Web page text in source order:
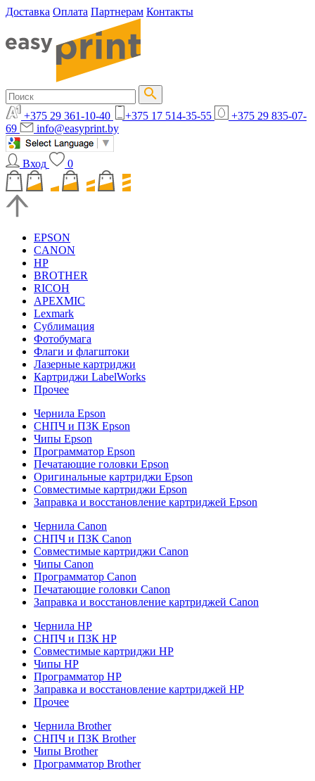
Доставка Оплата Партнерам Контакты
+375 29 361-10-40 +375 17 514-35-55
+375 29 835-07-
69
info@easyprint.by
Вход 0
EPSON
CANON
HP
BROTHER
RICOH
APEXMIC
Lexmark
Сублимация
Фотобумага
Флаги и флагштоки
Лазерные картриджи
Картриджи LabelWorks
Прочее
Чернила Epson
СНПЧ и ПЗК Epson
Чипы Epson
Программатор Epson
Печатающие головки Epson
Оригинальные картриджи Epson
Совместимые картриджи Epson
Заправка и восстановление картриджей Epson
Чернила Canon
СНПЧ и ПЗК Canon
Совместимые картриджи Canon
Чипы Canon
Программатор Canon
Печатающие головки Canon
Заправка и восстановление картриджей Canon
Чернила HP
СНПЧ и ПЗК HP
Совместимые картриджи HP
Чипы HP
Программатор HP
Заправка и восстановление картриджей HP
Прочее
Чернила Brother
СНПЧ и ПЗК Brother
Чипы Brother
Программатор Brother